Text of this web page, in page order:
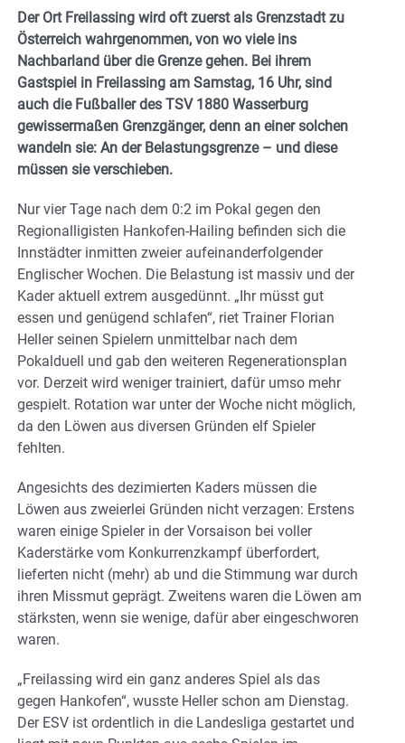
Der Ort Freilassing wird oft zuerst als Grenzstadt zu
Österreich wahrgenommen, von wo viele ins
Nachbarland über die Grenze gehen. Bei ihrem
Gastspiel in Freilassing am Samstag, 16 Uhr, sind
auch die Fußballer des TSV 1880 Wasserburg
gewissermaßen Grenzgänger, denn an einer solchen
wandeln sie: An der Belastungsgrenze – und diese
müssen sie verschieben.
Nur vier Tage nach dem 0:2 im Pokal gegen den
Regionalligisten Hankofen-Hailing befinden sich die
Innstädter inmitten zweier aufeinanderfolgender
Englischer Wochen. Die Belastung ist massiv und der
Kader aktuell extrem ausgedünnt. „Ihr müsst gut
essen und genügend schlafen“, riet Trainer Florian
Heller seinen Spielern unmittelbar nach dem
Pokalduell und gab den weiteren Regenerationsplan
vor. Derzeit wird weniger trainiert, dafür umso mehr
gespielt. Rotation war unter der Woche nicht möglich,
da den Löwen aus diversen Gründen elf Spieler
fehlten.
Angesichts des dezimierten Kaders müssen die
Löwen aus zweierlei Gründen nicht verzagen: Erstens
waren einige Spieler in der Vorsaison bei voller
Kaderstärke vom Konkurrenzkampf überfordert,
lieferten nicht (mehr) ab und die Stimmung war durch
ihren Missmut geprägt. Zweitens waren die Löwen am
stärksten, wenn sie wenige, dafür aber eingeschworen
waren.
„Freilassing wird ein ganz anderes Spiel als das
gegen Hankofen“, wusste Heller schon am Dienstag.
Der ESV ist ordentlich in die Landesliga gestartet und